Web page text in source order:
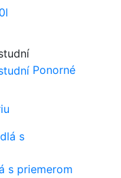
Ponorné
s priemerom